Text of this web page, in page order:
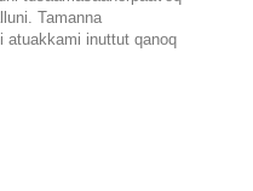
Tamanna
atuakkami inuttut qanoq